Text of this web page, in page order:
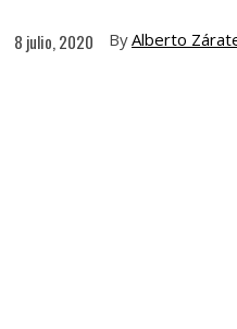
8 julio, 2020 ByAlberto